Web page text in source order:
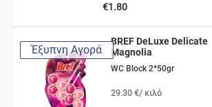
€1.80
Έξυπνη Αγορά
BREF DeLuxe Delicate
Magnolia
WC Block 2*50gr
29.30 €/ κιλό